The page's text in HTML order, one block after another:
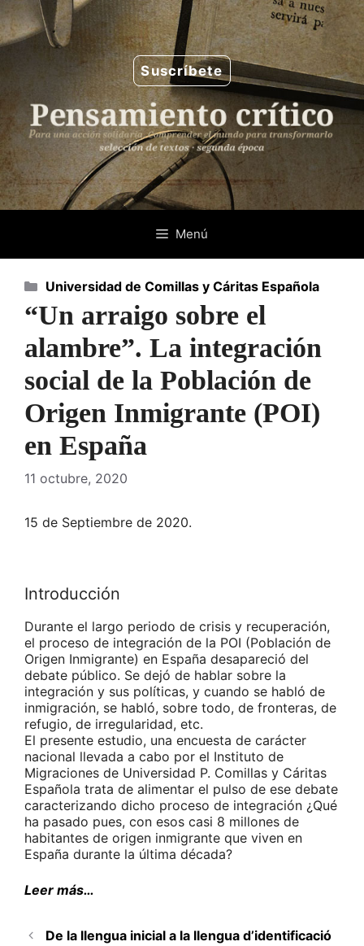
Saltar
al
contenido
Suscríbete
Menú
“Un arraigo sobre el
alambre”. La integración
social de la Población de
Origen Inmigrante (POI)
en España
11 octubre, 2020
15 de Septiembre de 2020.
Introducción
Durante el largo periodo de crisis y recuperación,
el proceso de integración de la POI (Población de
Origen Inmigrante) en España desapareció del
debate público. Se dejó de hablar sobre la
integración y sus políticas, y cuando se habló de
inmigración, se habló, sobre todo, de fronteras, de
refugio, de irregularidad, etc.
El presente estudio, una encuesta de carácter
nacional llevada a cabo por el Instituto de
Migraciones de Universidad P. Comillas y Cáritas
Española trata de alimentar el pulso de ese debate
caracterizando dicho proceso de integración ¿Qué
ha pasado pues, con esos casi 8 millones de
habitantes de origen inmigrante que viven en
España durante la última década?
Leer más…
Categorías
Universidad de Comillas y Cáritas Española
De la llengua inicial a la llengua d’identificació